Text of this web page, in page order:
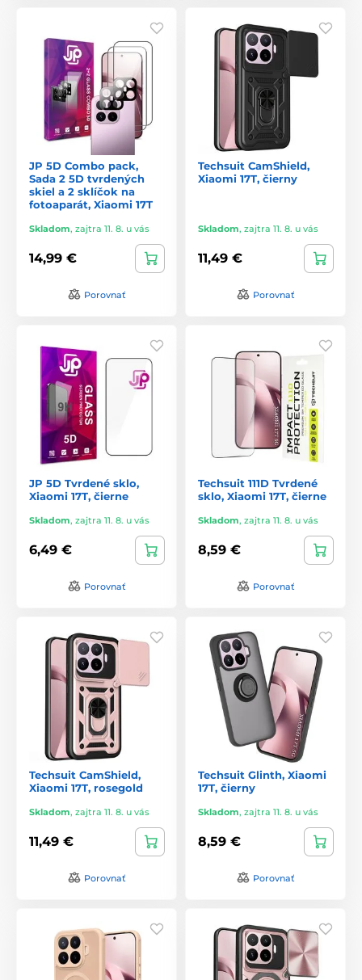
JP 5D Combo pack,
Sada 2 5D tvrdených
skiel a 2 sklíčok na
fotoaparát, Xiaomi 17T
Skladom, zajtra 11. 8. u vás
14,99 €
Porovnať
Techsuit CamShield,
Xiaomi 17T, čierny
Skladom, zajtra 11. 8. u vás
11,49 €
Porovnať
JP 5D Tvrdené sklo,
Xiaomi 17T, čierne
Skladom, zajtra 11. 8. u vás
6,49 €
Porovnať
Techsuit 111D Tvrdené
sklo, Xiaomi 17T, čierne
Skladom, zajtra 11. 8. u vás
8,59 €
Porovnať
Techsuit CamShield,
Xiaomi 17T, rosegold
Skladom, zajtra 11. 8. u vás
11,49 €
Porovnať
Techsuit Glinth, Xiaomi
17T, čierny
Skladom, zajtra 11. 8. u vás
8,59 €
Porovnať